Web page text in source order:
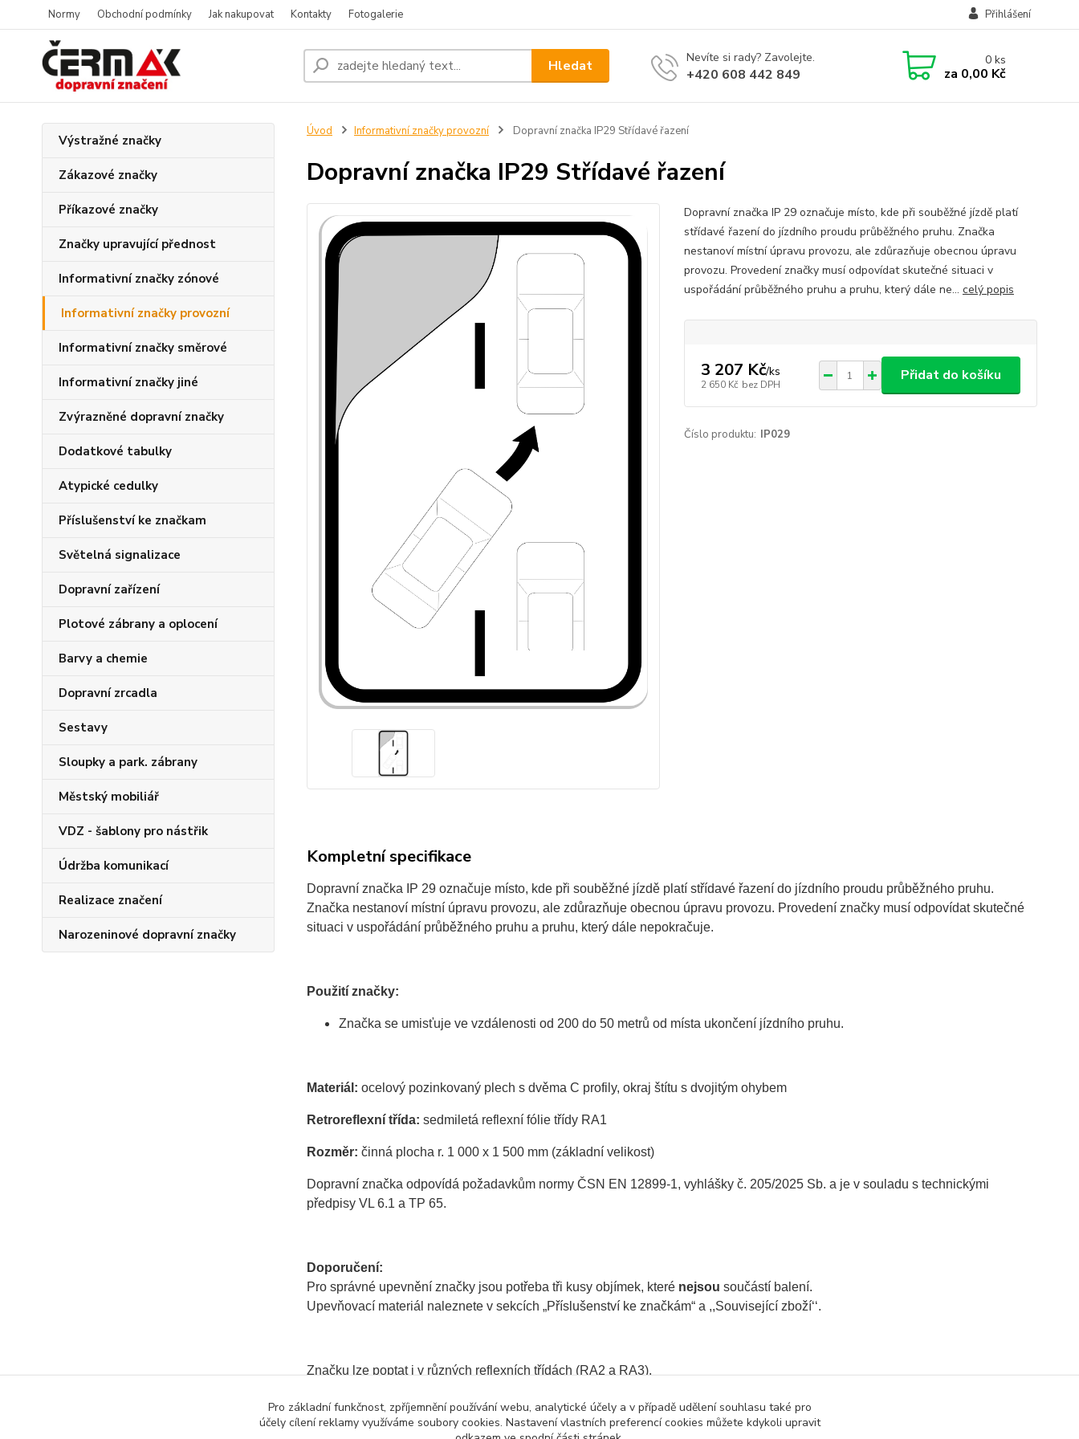
Normy Obchodní podmínky Jak nakupovat Kontakty Fotogalerie Přihlášení
Hledat Nevíte si rady? Zavolejte.
+420 608 442 849
0ks
za 0,00 Kč
Výstražné značky
Zákazové značky
Příkazové značky
Značky upravující přednost
Informativní značky zónové
Informativní značky provozní
Informativní značky směrové
Informativní značky jiné
Zvýrazněné dopravní značky
Dodatkové tabulky
Atypické cedulky
Příslušenství ke značkam
Světelná signalizace
Dopravní zařízení
Plotové zábrany a oplocení
Barvy a chemie
Dopravní zrcadla
Sestavy
Sloupky a park. zábrany
Městský mobiliář
VDZ - šablony pro nástřik
Údržba komunikací
Realizace značení
Narozeninové dopravní značky
Úvod Informativní značky provozní Dopravní značka IP29 Střídavé řazení
Dopravní značka IP29 Střídavé řazení
Dopravní značka IP 29 označuje místo, kde při souběžné jízdě platí
střídavé řazení do jízdního proudu průběžného pruhu. Značka
nestanoví místní úpravu provozu, ale zdůrazňuje obecnou úpravu
provozu. Provedení značky musí odpovídat skutečné situaci v
uspořádání průběžného pruhu a pruhu, který dále ne... celý popis
3 207 Kč/ks
2 650 Kč bez DPH
Přidat do košíku
Číslo produktu: IP029
Kompletní specifikace
Dopravní značka IP 29 označuje místo, kde při souběžné jízdě platí střídavé řazení do jízdního proudu průběžného pruhu.
Značka nestanoví místní úpravu provozu, ale zdůrazňuje obecnou úpravu provozu. Provedení značky musí odpovídat skutečné
situaci v uspořádání průběžného pruhu a pruhu, který dále nepokračuje.
Použití značky:
Značka se umisťuje ve vzdálenosti od 200 do 50 metrů od místa ukončení jízdního pruhu.
Materiál: ocelový pozinkovaný plech s dvěma C profily, okraj štítu s dvojitým ohybem
Retroreflexní třída: sedmiletá reflexní fólie třídy RA1
Rozměr: činná plocha r. 1 000 x 1 500 mm (základní velikost)
Dopravní značka odpovídá požadavkům normy ČSN EN 12899-1, vyhlášky č. 205/2025 Sb. a je v souladu s technickými
předpisy VL 6.1 a TP 65.
Doporučení:
Pro správné upevnění značky jsou potřeba tři kusy objímek, které nejsou součástí balení.
Upevňovací materiál naleznete v sekcích „Příslušenství ke značkám“ a ,,Související zboží‘‘.
Značku lze poptat i v různých reflexních třídách (RA2 a RA3).
Pro základní funkčnost, zpříjemnění používání webu, analytické účely a v případě udělení souhlasu také pro
účely cílení reklamy využíváme soubory cookies. Nastavení vlastních preferencí cookies můžete kdykoli upravit